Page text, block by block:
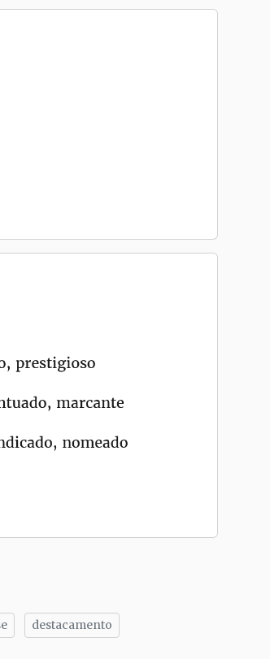
destacamento